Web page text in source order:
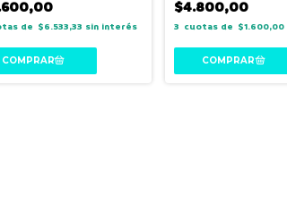
$6.533,33 sin interés
$4.800,00
3 $1.600,00